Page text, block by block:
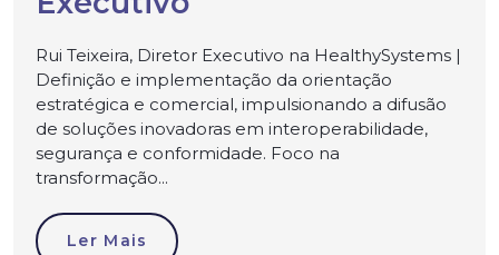
Rui Teixeira, Diretor Executivo na HealthySystems |
Definição e implementação da orientação
estratégica e comercial, impulsionando a difusão
de soluções inovadoras em interoperabilidade,
segurança e conformidade. Foco na
transformação...
Ler Mais